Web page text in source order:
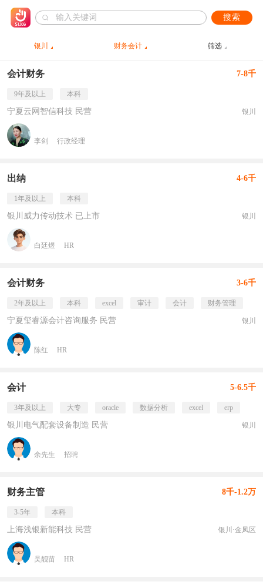
搜索
银川 财务会计 筛选
会计财务 7-8千
9年及以上 本科
宁夏云网智信科技 民营 银川
李剑 行政经理
出纳 4-6千
1年及以上 本科
银川威力传动技术 已上市 银川
白廷煜 HR
会计财务 3-6千
2年及以上 本科 excel 审计 会计 财务管理
宁夏玺睿源会计咨询服务 民营 银川
陈红 HR
会计 5-6.5千
3年及以上 大专 oracle 数据分析 excel erp
银川电气配套设备制造 民营 银川
余先生 招聘
财务主管 8千-1.2万
3-5年 本科
上海浅银新能科技 民营 银川·金凤区
吴靓苗 HR